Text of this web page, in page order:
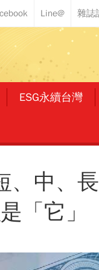
ESG永續台灣
、中、長
「它」